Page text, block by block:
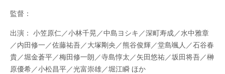
監督：
出演： 小笠原仁／小林千晃／中島ヨシキ／深町寿成／水中雅章
／内田修一／佐藤祐吾／大塚剛央／熊谷俊輝／堂島颯人／石谷春
貴／堀金蒼平／梅田修一朗／寺島惇太／矢田悠祐／坂田将吾／榊
原優希／小松昌平／光富崇雄／堀江瞬 ほか